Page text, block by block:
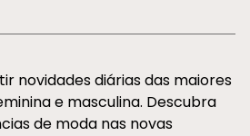
novidades diárias das maiores
e masculina. Descubra
de moda nas novas